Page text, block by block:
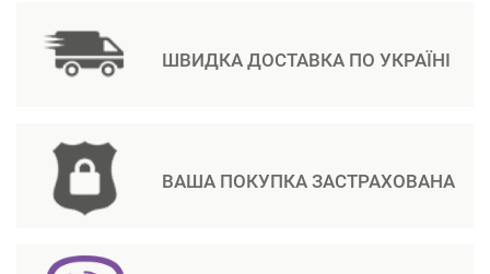
ШВИДКА ДОСТАВКА ПО УКРАЇНІ
ВАША ПОКУПКА ЗАСТРАХОВАНА